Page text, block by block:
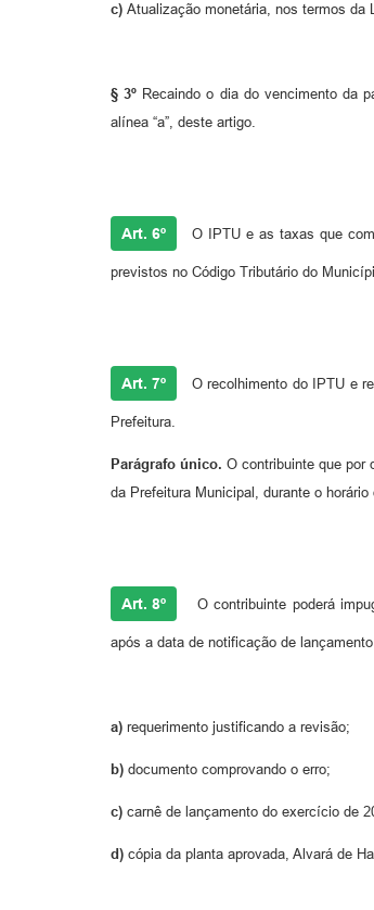
c) Atualização monetária, nos termos da
§ 3º Recaindo o dia do vencimento da
alínea “a”, deste artigo.
Art. 6º O IPTU e as taxas que
previstos no Código Tributário do
Art. 7º O recolhimento do IPTU e
Prefeitura.
Parágrafo único. O contribuinte que por
da Prefeitura Municipal, durante o
Art. 8º O contribuinte poderá
após a data de notificação de
a) requerimento justificando a revisão;
b) documento comprovando o erro;
c) carnê de lançamento do exercício de
d) cópia da planta aprovada, Alvará de